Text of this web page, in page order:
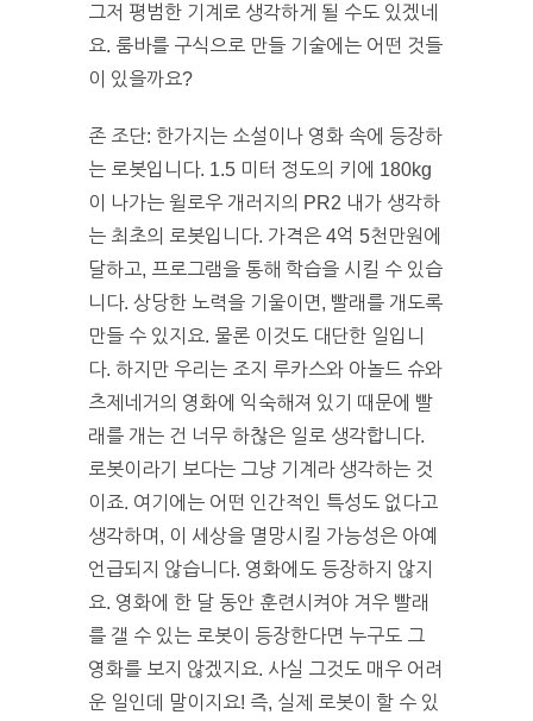
그저 평범한 기계로 생각하게 될 수도 있겠네
요. 룸바를 구식으로 만들 기술에는 어떤 것들
이 있을까요?
존 조단: 한가지는 소설이나 영화 속에 등장하
는 로봇입니다. 1.5 미터 정도의 키에 180kg
이 나가는 윌로우 개러지의 PR2 내가 생각하
는 최초의 로봇입니다. 가격은 4억 5천만원에
달하고, 프로그램을 통해 학습을 시킬 수 있습
니다. 상당한 노력을 기울이면, 빨래를 개도록
만들 수 있지요. 물론 이것도 대단한 일입니
다. 하지만 우리는 조지 루카스와 아놀드 슈와
츠제네거의 영화에 익숙해져 있기 때문에 빨
래를 개는 건 너무 하찮은 일로 생각합니다.
로봇이라기 보다는 그냥 기계라 생각하는 것
이죠. 여기에는 어떤 인간적인 특성도 없다고
생각하며, 이 세상을 멸망시킬 가능성은 아예
언급되지 않습니다. 영화에도 등장하지 않지
요. 영화에 한 달 동안 훈련시켜야 겨우 빨래
를 갤 수 있는 로봇이 등장한다면 누구도 그
영화를 보지 않겠지요. 사실 그것도 매우 어려
운 일인데 말이지요! 즉, 실제 로봇이 할 수 있